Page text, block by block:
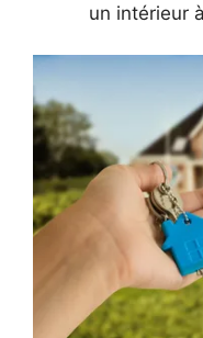
un intérieur